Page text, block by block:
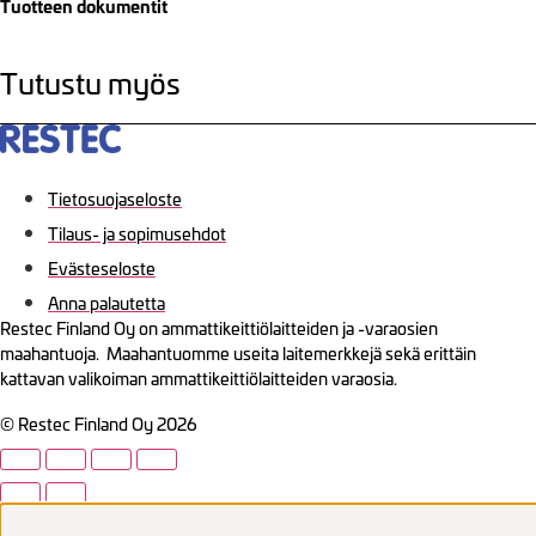
Tuotteen dokumentit
Tutustu myös
Tietosuojaseloste
Tilaus- ja sopimusehdot
Evästeseloste
Anna palautetta
Restec Finland Oy on ammattikeittiölaitteiden ja -varaosien
maahantuoja. Maahantuomme useita laitemerkkejä sekä erittäin
kattavan valikoiman ammattikeittiölaitteiden varaosia.
© Restec Finland Oy 2026